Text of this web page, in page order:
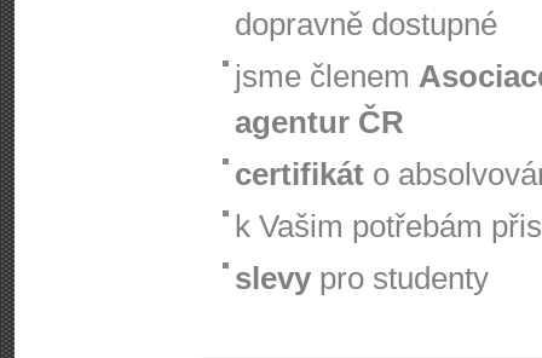
dopravně dostupné
jsme členem
agentur ČR
certifikát o
k Vašim potřebám
slevy pro studenty